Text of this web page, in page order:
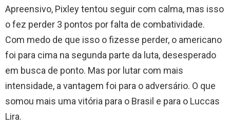
Apreensivo, Pixley tentou seguir com calma, mas isso
o fez perder 3 pontos por falta de combatividade.
Com medo de que isso o fizesse perder, o americano
foi para cima na segunda parte da luta, desesperado
em busca de ponto. Mas por lutar com mais
intensidade, a vantagem foi para o adversário. O que
somou mais uma vitória para o Brasil e para o Luccas
Lira.